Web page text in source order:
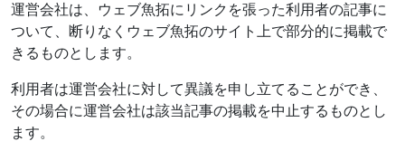
運営会社は、ウェブ魚拓にリンクを張った利用者の記事に
ついて、断りなくウェブ魚拓のサイト上で部分的に掲載で
きるものとします。
利用者は運営会社に対して異議を申し立てることができ、
その場合に運営会社は該当記事の掲載を中止するものとし
ます。